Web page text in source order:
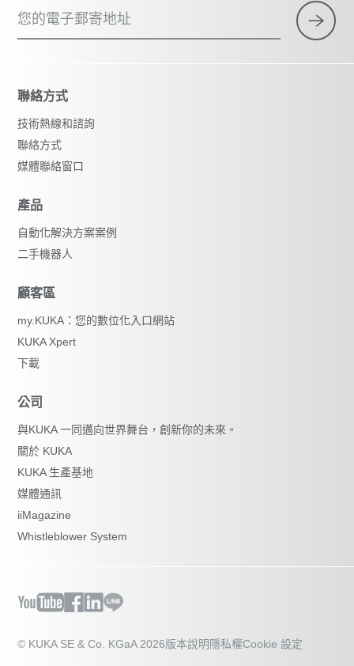
您的電子郵寄地址
聯絡方式
技術熱線和諮詢
聯絡方式
媒體聯絡窗口
產品
自動化解決方案案例
二手機器人
顧客區
my.KUKA：您的數位化入口網站
KUKA Xpert
下載
公司
與KUKA 一同邁向世界舞台，創新你的未來。
關於 KUKA
KUKA 生產基地
媒體通訊
iiMagazine
Whistleblower System
© KUKA SE & Co. KGaA 2026版本說明 隱私權Cookie 設定